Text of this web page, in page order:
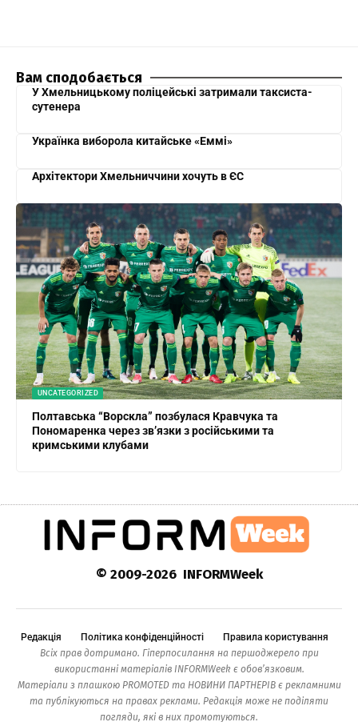
Вам сподобається
У Хмельницькому поліцейські затримали таксиста-
сутенера
Українка виборола китайське «Еммі»
Архітектори Хмельниччини хочуть в ЄС
UNCATEGORIZED
Полтавська “Ворскла” позбулася Кравчука та
Пономаренка через зв’язки з російськими та
кримськими клубами
© 2009-2026 INFORMWeek
Редакція Політика конфіденційності
Правила користування
Всіх прав дотримано. Гіперпосилання на першоджерело при
використанні матеріалів INFORMWeek є обов’язковим.
Матеріали з плашкою PROMOTED та НОВИНИ ПАРТНЕРІВ є рекламними
та публікуються на правах реклами. Редакція може не поділяти
погляди, які в них промотуються.